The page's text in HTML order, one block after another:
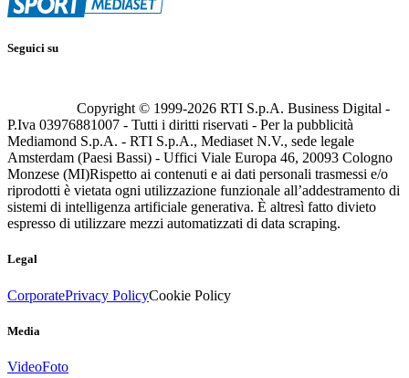
Seguici su
Copyright © 1999-2026 RTI S.p.A. Business Digital -
P.Iva 03976881007 - Tutti i diritti riservati - Per la pubblicità
Mediamond S.p.A. - RTI S.p.A., Mediaset N.V., sede legale
Amsterdam (Paesi Bassi) - Uffici Viale Europa 46, 20093 Cologno
Monzese (MI)Rispetto ai contenuti e ai dati personali trasmessi e/o
riprodotti è vietata ogni utilizzazione funzionale all’addestramento di
sistemi di intelligenza artificiale generativa. È altresì fatto divieto
espresso di utilizzare mezzi automatizzati di data scraping.
Legal
CorporatePrivacy PolicyCookie Policy
Media
VideoFoto